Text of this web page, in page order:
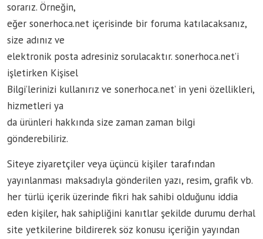
sorarız. Örneğin,
eğer sonerhoca.net içerisinde bir foruma katılacaksanız,
size adınız ve
elektronik posta adresiniz sorulacaktır. sonerhoca.net’i
işletirken Kişisel
Bilgi’lerinizi kullanırız ve sonerhoca.net’ in yeni özellikleri,
hizmetleri ya
da ürünleri hakkında size zaman zaman bilgi
gönderebiliriz.
Siteye ziyaretçiler veya üçüncü kişiler tarafından
yayınlanması maksadıyla gönderilen yazı, resim, grafik vb.
her türlü içerik üzerinde fikri hak sahibi olduğunu iddia
eden kişiler, hak sahipliğini kanıtlar şekilde durumu derhal
site yetkilerine bildirerek söz konusu içeriğin yayından